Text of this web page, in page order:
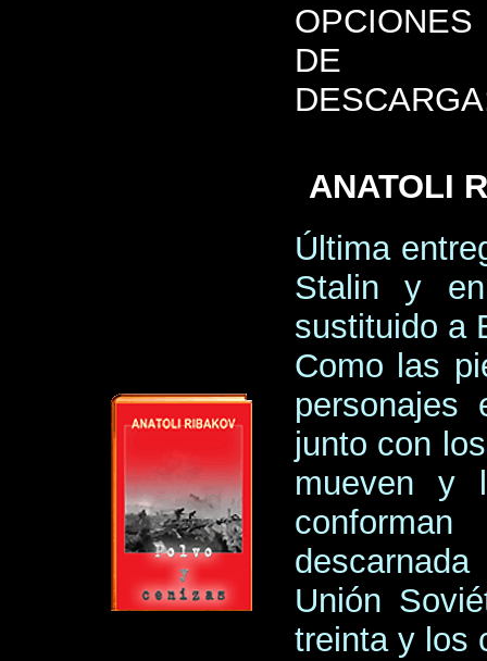
OPCIONES
DE
ANATOLI
Última
Stalin y
sustituido a
Como las
personajes
junto con
mueven y
Unión
treinta y los